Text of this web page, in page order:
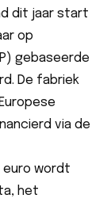
dit jaar start
op
gebaseerde
De fabriek
via de
euro wordt
het